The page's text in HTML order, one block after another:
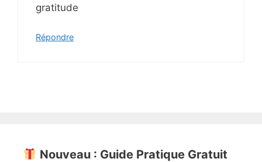
gratitude
Répondre
Nouveau : Guide Pratique Gratuit